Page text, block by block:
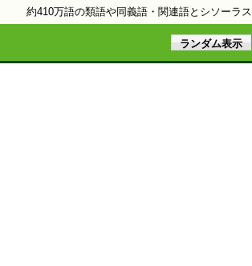
約410万語の類語や同義語・関連語とシソーラス